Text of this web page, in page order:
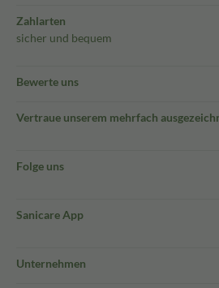
Zahlarten
sicher und bequem
Bewerte uns
Vertraue unserem mehrfach
Folge uns
Sanicare App
Unternehmen